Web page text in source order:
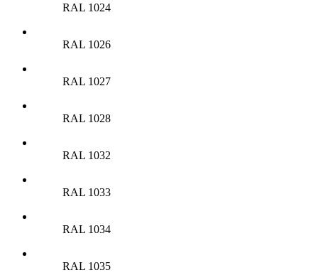
RAL 1024
RAL 1026
RAL 1027
RAL 1028
RAL 1032
RAL 1033
RAL 1034
RAL 1035